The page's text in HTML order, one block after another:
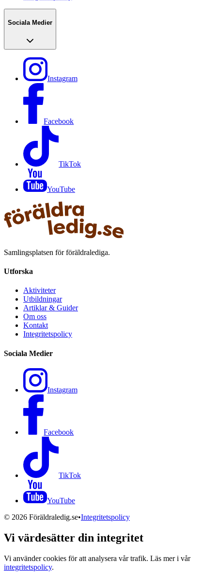
Sociala Medier
Instagram
Facebook
TikTok
YouTube
Samlingsplatsen för föräldralediga.
Utforska
Aktiviteter
Utbildningar
Artiklar & Guider
Om oss
Kontakt
Integritetspolicy
Sociala Medier
Instagram
Facebook
TikTok
YouTube
© 2026 Föräldraledig.se•Integritetspolicy
Vi värdesätter din integritet
Vi använder cookies för att analysera vår trafik. Läs mer i vår
integritetspolicy.